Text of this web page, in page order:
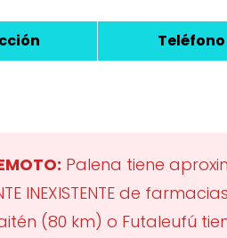
Teléfono
Palena tiene
INEXISTENTE de
(80 km) o Futaleufú